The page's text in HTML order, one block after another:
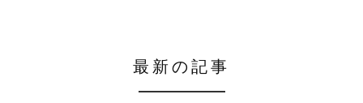
最新の記事